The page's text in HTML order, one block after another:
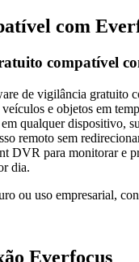
com
compatível
de vigilância gratuito
e objetos em
qualquer dispositivo,
remoto sem
DVR para monitorar e
dia.
ou uso empresarial,
Everfocus